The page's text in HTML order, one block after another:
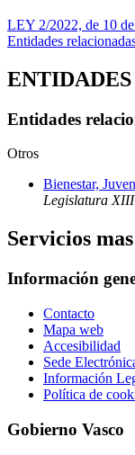
LEY 2/2022, de 10
Entidades
Entidades
Otros
Bienestar,
Legislatura XIII
Servicios
Información
Contacto
Mapa web
Accesibilidad
Sede
Información
Política de
Gobierno Vasco